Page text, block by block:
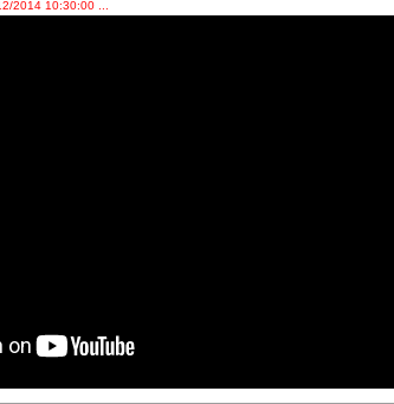
2014 10:30:00 ...